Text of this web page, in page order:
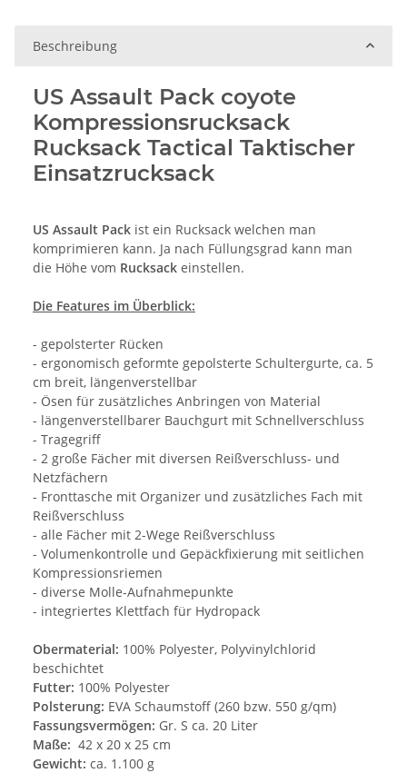
Beschreibung
US Assault Pack coyote
Kompressionsrucksack
Rucksack Tactical Taktischer
Einsatzrucksack
US Assault Pack ist ein Rucksack welchen man
komprimieren kann. Ja nach Füllungsgrad kann man
die Höhe vom Rucksack einstellen.
Die Features im Überblick:
- gepolsterter Rücken
- ergonomisch geformte gepolsterte Schultergurte, ca. 5
cm breit, längenverstellbar
- Ösen für zusätzliches Anbringen von Material
- längenverstellbarer Bauchgurt mit Schnellverschluss
- Tragegriff
- 2 große Fächer mit diversen Reißverschluss- und
Netzfächern
- Fronttasche mit Organizer und zusätzliches Fach mit
Reißverschluss
- alle Fächer mit 2-Wege Reißverschluss
- Volumenkontrolle und Gepäckfixierung mit seitlichen
Kompressionsriemen
- diverse Molle-Aufnahmepunkte
- integriertes Klettfach für Hydropack
Obermaterial: 100% Polyester, Polyvinylchlorid
beschichtet
Futter: 100% Polyester
Polsterung: EVA Schaumstoff (260 bzw. 550 g/qm)
Fassungsvermögen: Gr. S ca. 20 Liter
Maße: 42 x 20 x 25 cm
Gewicht: ca. 1.100 g